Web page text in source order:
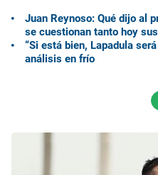
Juan Reynoso: Qué dijo al
se cuestionan tanto hoy
“Si está bien, Lapadula
análisis en frío